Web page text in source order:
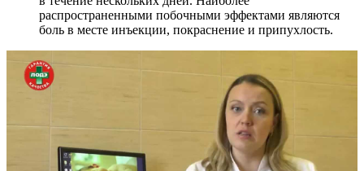
распространенными побочными эффектами являются
боль в месте инъекции, покраснение и припухлость.